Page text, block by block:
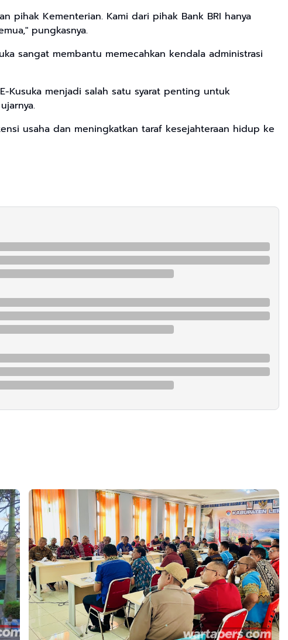
pihak Kementerian. Kami dari pihak Bank BRI hanya
pungkasnya.
sangat membantu memecahkan kendala administrasi
Kusuka menjadi salah satu syarat penting untuk
usaha dan meningkatkan taraf kesejahteraan hidup ke